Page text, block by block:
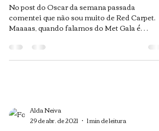
No post do Oscar da semana passada
comentei que não sou muito de Red Carpet.
Maaaas, quando falamos do Met Gala é
Alda Neiva
29 de abr. de 2021
1 min de leitura